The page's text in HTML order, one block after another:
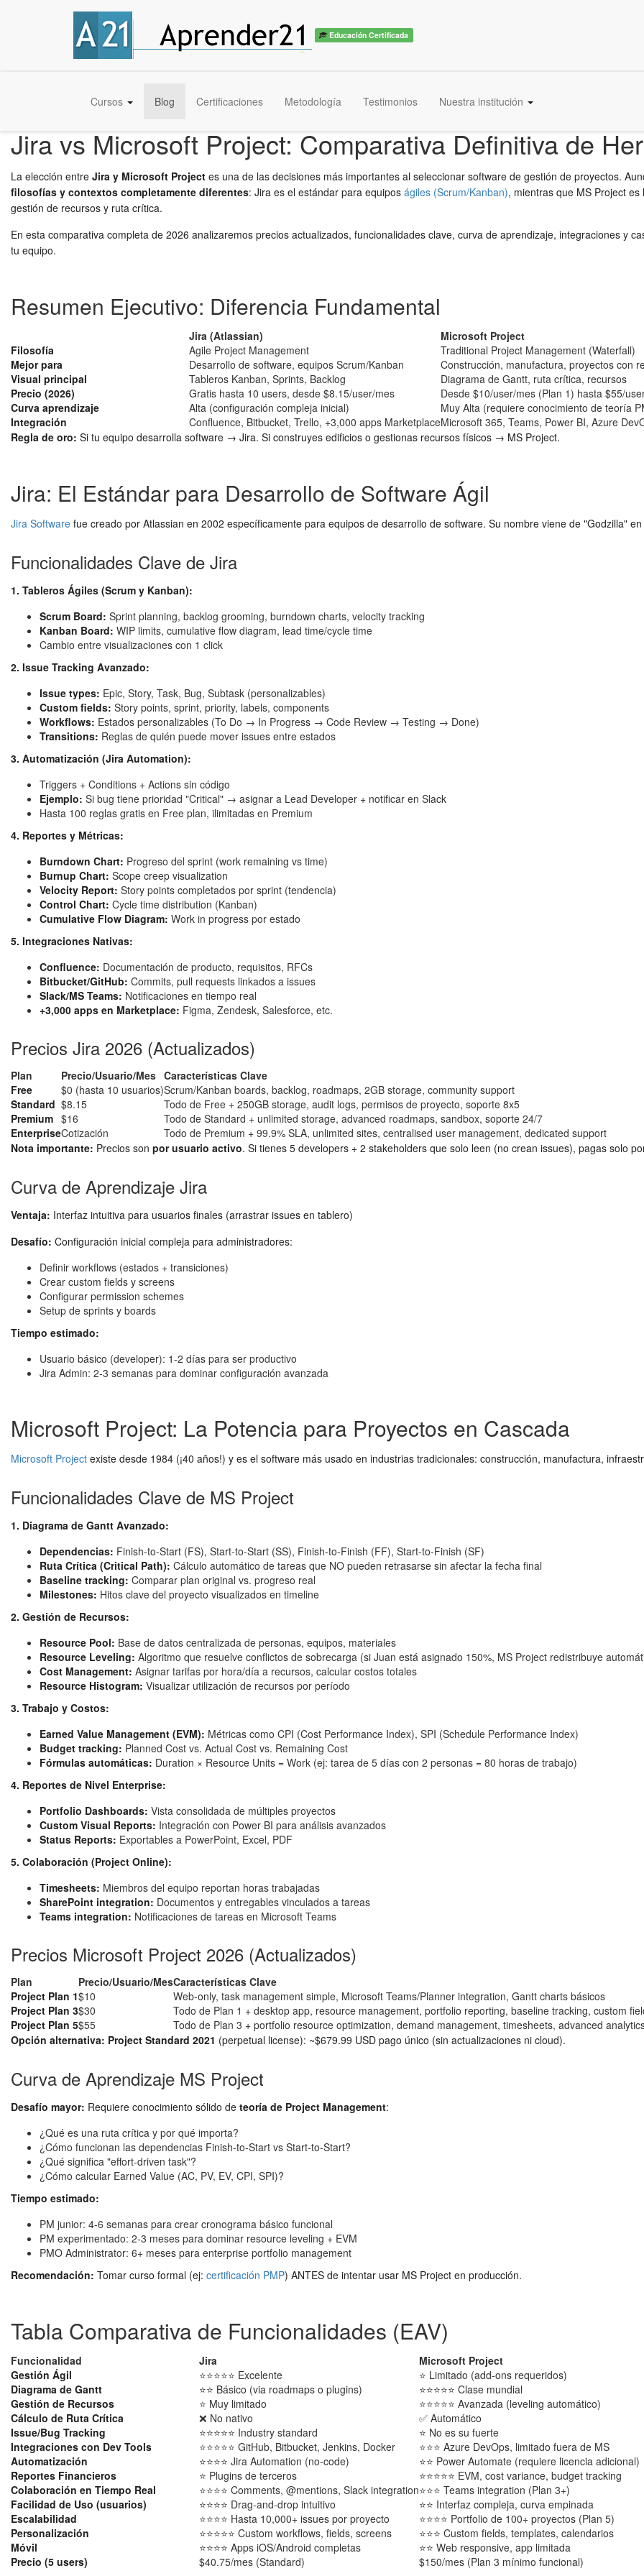
Educación Certificada
Cursos Blog Certificaciones Metodología Testimonios Nuestra institución
Jira vs Microsoft Project: Comparativa Definitiva de
La elección entre Jira y Microsoft Project es una de las decisiones más importantes al seleccionar software de gestión de proyectos.
filosofías y contextos completamente diferentes: Jira es el estándar para equipos ágiles (Scrum/Kanban), mientras que MS Project
gestión de recursos y ruta crítica.
En esta comparativa completa de 2026 analizaremos precios actualizados, funcionalidades clave, curva de aprendizaje, integraciones y
tu equipo.
Resumen Ejecutivo: Diferencia Fundamental
Jira (Atlassian)
Microsoft Project
Filosofía
Agile Project Management
Traditional Project Management (Waterfall)
Mejor para
Desarrollo de software, equipos Scrum/Kanban
Construcción, manufactura, proyectos con
Visual principal
Tableros Kanban, Sprints, Backlog
Diagrama de Gantt, ruta crítica, recursos
Precio (2026)
Gratis hasta 10 users, desde $8.15/user/mes
Desde $10/user/mes (Plan 1) hasta $55/
Curva aprendizaje
Alta (configuración compleja inicial)
Muy Alta (requiere conocimiento de teoría
Integración
Confluence, Bitbucket, Trello, +3,000 apps MarketplaceMicrosoft 365, Teams, Power BI, Azure
Regla de oro: Si tu equipo desarrolla software → Jira. Si construyes edificios o gestionas recursos físicos → MS Project.
Jira: El Estándar para Desarrollo de Software Ágil
Jira Software fue creado por Atlassian en 2002 específicamente para equipos de desarrollo de software. Su nombre viene de "Godzilla"
Funcionalidades Clave de Jira
1. Tableros Ágiles (Scrum y Kanban):
Scrum Board: Sprint planning, backlog grooming, burndown charts, velocity tracking
Kanban Board: WIP limits, cumulative flow diagram, lead time/cycle time
Cambio entre visualizaciones con 1 click
2. Issue Tracking Avanzado:
Issue types: Epic, Story, Task, Bug, Subtask (personalizables)
Custom fields: Story points, sprint, priority, labels, components
Workflows: Estados personalizables (To Do → In Progress → Code Review → Testing → Done)
Transitions: Reglas de quién puede mover issues entre estados
3. Automatización (Jira Automation):
Triggers + Conditions + Actions sin código
Ejemplo: Si bug tiene prioridad "Critical" → asignar a Lead Developer + notificar en Slack
Hasta 100 reglas gratis en Free plan, ilimitadas en Premium
4. Reportes y Métricas:
Burndown Chart: Progreso del sprint (work remaining vs time)
Burnup Chart: Scope creep visualization
Velocity Report: Story points completados por sprint (tendencia)
Control Chart: Cycle time distribution (Kanban)
Cumulative Flow Diagram: Work in progress por estado
5. Integraciones Nativas:
Confluence: Documentación de producto, requisitos, RFCs
Bitbucket/GitHub: Commits, pull requests linkados a issues
Slack/MS Teams: Notificaciones en tiempo real
+3,000 apps en Marketplace: Figma, Zendesk, Salesforce, etc.
Precios Jira 2026 (Actualizados)
Plan Precio/Usuario/Mes Características Clave
Free
$0 (hasta 10 usuarios)Scrum/Kanban boards, backlog, roadmaps, 2GB storage, community support
Standard $8.15
Todo de Free + 250GB storage, audit logs, permisos de proyecto, soporte 8x5
Premium $16
Todo de Standard + unlimited storage, advanced roadmaps, sandbox, soporte 24/7
EnterpriseCotización
Todo de Premium + 99.9% SLA, unlimited sites, centralised user management, dedicated support
Nota importante: Precios son por usuario activo. Si tienes 5 developers + 2 stakeholders que solo leen (no crean issues), pagas solo
Curva de Aprendizaje Jira
Ventaja: Interfaz intuitiva para usuarios finales (arrastrar issues en tablero)
Desafío: Configuración inicial compleja para administradores:
Definir workflows (estados + transiciones)
Crear custom fields y screens
Configurar permission schemes
Setup de sprints y boards
Tiempo estimado:
Usuario básico (developer): 1-2 días para ser productivo
Jira Admin: 2-3 semanas para dominar configuración avanzada
Microsoft Project: La Potencia para Proyectos en Cascada
Microsoft Project existe desde 1984 (¡40 años!) y es el software más usado en industrias tradicionales: construcción, manufactura,
Funcionalidades Clave de MS Project
1. Diagrama de Gantt Avanzado:
Dependencias: Finish-to-Start (FS), Start-to-Start (SS), Finish-to-Finish (FF), Start-to-Finish (SF)
Ruta Crítica (Critical Path): Cálculo automático de tareas que NO pueden retrasarse sin afectar la fecha final
Baseline tracking: Comparar plan original vs. progreso real
Milestones: Hitos clave del proyecto visualizados en timeline
2. Gestión de Recursos:
Resource Pool: Base de datos centralizada de personas, equipos, materiales
Resource Leveling: Algoritmo que resuelve conflictos de sobrecarga (si Juan está asignado 150%, MS Project redistribuye
Cost Management: Asignar tarifas por hora/día a recursos, calcular costos totales
Resource Histogram: Visualizar utilización de recursos por período
3. Trabajo y Costos:
Earned Value Management (EVM): Métricas como CPI (Cost Performance Index), SPI (Schedule Performance Index)
Budget tracking: Planned Cost vs. Actual Cost vs. Remaining Cost
Fórmulas automáticas: Duration × Resource Units = Work (ej: tarea de 5 días con 2 personas = 80 horas de trabajo)
4. Reportes de Nivel Enterprise:
Portfolio Dashboards: Vista consolidada de múltiples proyectos
Custom Visual Reports: Integración con Power BI para análisis avanzados
Status Reports: Exportables a PowerPoint, Excel, PDF
5. Colaboración (Project Online):
Timesheets: Miembros del equipo reportan horas trabajadas
SharePoint integration: Documentos y entregables vinculados a tareas
Teams integration: Notificaciones de tareas en Microsoft Teams
Precios Microsoft Project 2026 (Actualizados)
Plan Precio/Usuario/MesCaracterísticas Clave
Project Plan 1$10
Web-only, task management simple, Microsoft Teams/Planner integration, Gantt charts básicos
Project Plan 3$30
Todo de Plan 1 + desktop app, resource management, portfolio reporting, baseline tracking, custom
Project Plan 5$55
Todo de Plan 3 + portfolio resource optimization, demand management, timesheets, advanced
Opción alternativa: Project Standard 2021 (perpetual license): ~$679.99 USD pago único (sin actualizaciones ni cloud).
Curva de Aprendizaje MS Project
Desafío mayor: Requiere conocimiento sólido de teoría de Project Management:
¿Qué es una ruta crítica y por qué importa?
¿Cómo funcionan las dependencias Finish-to-Start vs Start-to-Start?
¿Qué significa "effort-driven task"?
¿Cómo calcular Earned Value (AC, PV, EV, CPI, SPI)?
Tiempo estimado:
PM junior: 4-6 semanas para crear cronograma básico funcional
PM experimentado: 2-3 meses para dominar resource leveling + EVM
PMO Administrator: 6+ meses para enterprise portfolio management
Recomendación: Tomar curso formal (ej: certificación PMP) ANTES de intentar usar MS Project en producción.
Tabla Comparativa de Funcionalidades (EAV)
Funcionalidad Jira
Microsoft Project
Gestión Ágil
⭐⭐⭐⭐⭐ Excelente
⭐ Limitado (add-ons requeridos)
Diagrama de Gantt
⭐⭐ Básico (via roadmaps o plugins)
⭐⭐⭐⭐⭐ Clase mundial
Gestión de Recursos
⭐ Muy limitado
⭐⭐⭐⭐⭐ Avanzada (leveling automático)
Cálculo de Ruta Crítica
❌ No nativo
✅ Automático
Issue/Bug Tracking
⭐⭐⭐⭐⭐ Industry standard
⭐ No es su fuerte
Integraciones con Dev Tools
⭐⭐⭐⭐⭐ GitHub, Bitbucket, Jenkins, Docker
⭐⭐⭐ Azure DevOps, limitado fuera de MS
Automatización
⭐⭐⭐⭐ Jira Automation (no-code)
⭐⭐ Power Automate (requiere licencia adicional)
Reportes Financieros
⭐ Plugins de terceros
⭐⭐⭐⭐⭐ EVM, cost variance, budget tracking
Colaboración en Tiempo Real
⭐⭐⭐⭐ Comments, @mentions, Slack integration⭐⭐⭐ Teams integration (Plan 3+)
Facilidad de Uso (usuarios)
⭐⭐⭐⭐ Drag-and-drop intuitivo
⭐⭐ Interfaz compleja, curva empinada
Escalabilidad
⭐⭐⭐⭐ Hasta 10,000+ issues por proyecto
⭐⭐⭐⭐ Portfolio de 100+ proyectos (Plan 5)
Personalización
⭐⭐⭐⭐⭐ Custom workflows, fields, screens
⭐⭐⭐ Custom fields, templates, calendarios
Móvil
⭐⭐⭐⭐ Apps iOS/Android completas
⭐⭐ Web responsive, app limitada
Precio (5 users)
$40.75/mes (Standard) $150/mes (Plan 3 mínimo funcional)